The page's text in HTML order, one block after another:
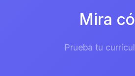
Mira
Prueba tu